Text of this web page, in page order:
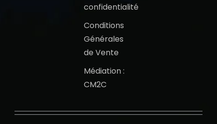
confidentialité
Conditions
Générales
de Vente
Médiation :
CM2C